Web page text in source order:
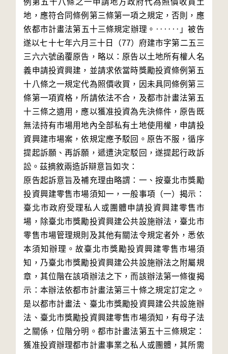
例第五十八條之一申請地方政府代為照價收買土
地，應符合同條例第三條第一項之規定，否則，應
依都市計畫法第五十三條規定辦理。‥‥‥」被告
遂以七十七年六月三十日（77）府建市字第二五三
三六六號函覆原告，略以：原告以土地所有權人名
義申請投資興建，並請求依當時獎勵投資條例第五
十八條之一規定代為照價收買，因未具同條例第三
條第一項資格，所請依法不合，及都市計畫法第五
十三條之適用，應以獲准投資為先決條件，原告既
無法持有市場用地內全部私有土地使用權，申請投
資興建市場案，依規定應予駁回。原告不服，循序
提起訴願、再訴願，遞遭決定駁回，遂提起行政訴
訟。茲摘敘兩造訴辯意旨如次：
原告起訴意旨及補充理由略謂：一、按臺北市獎勵
投資興建零售市場須知一，一般事項（一）揭示：
臺北市政府受理私人或團體申請投資興建零售市
場，除臺北市獎勵投資興建公共設施辦法，臺北市
零售市場管理規則及其他有關法令規定者外，悉依
本須知辦理。故臺北市獎勵投資興建零售市場須
知，乃臺北市獎勵投資興建公共設施辦法之附屬規
章，其位階在該項辦法之下，而該辦法第一條復揭
示：本辦法依都市計畫法第三十條之規定訂定之。
是以都市計畫法、臺北市獎勵投資興建公共設施辦
法、臺北市獎勵投資興建零售市場須知，有母子法
之關係，位階分明。都市計畫法第五十三條規定：
獲准投資辦理都市計畫事業之私人或團體，其所需